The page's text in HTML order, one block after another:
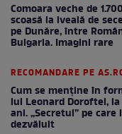
Comoara veche de
scoasă la iveală de
pe Dunăre, între
Bulgaria. Imagini rare
RECOMANDARE PE
Cum se menţine în
lui Leonard Doroftei, la
ani. „Secretul” pe care
dezvăluit